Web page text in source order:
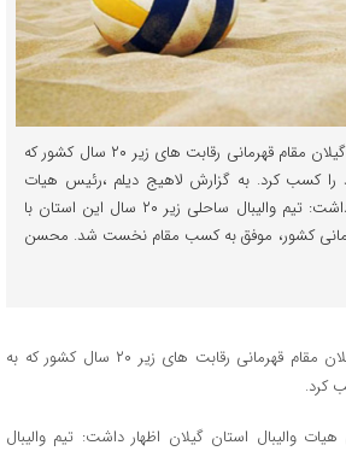
تیم والیبال ساحلی منتخب گیلان مقام قهرمانی رقابت های زیر ۲۰ سال کشور که
را کسب کرد. به گزارش لاهیج دیلم ،رئیس هیات
والیبال استان گیلان اظهار داشت: تیم والیبال ساحلی زیر ۲۰ سال این استان با
کشور، موفق به کسب مقام نخست شد. محسن
تیم والیبال ساحلی منتخب گیلان مقام قهرمانی رقابت های زیر ۲۰ سال کشور که به
کرد.
والیبال استان گیلان اظهار داشت: تیم والیبال